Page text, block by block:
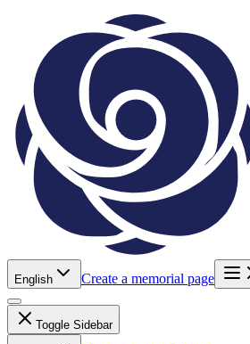
English Create a memorial page
Toggle Sidebar